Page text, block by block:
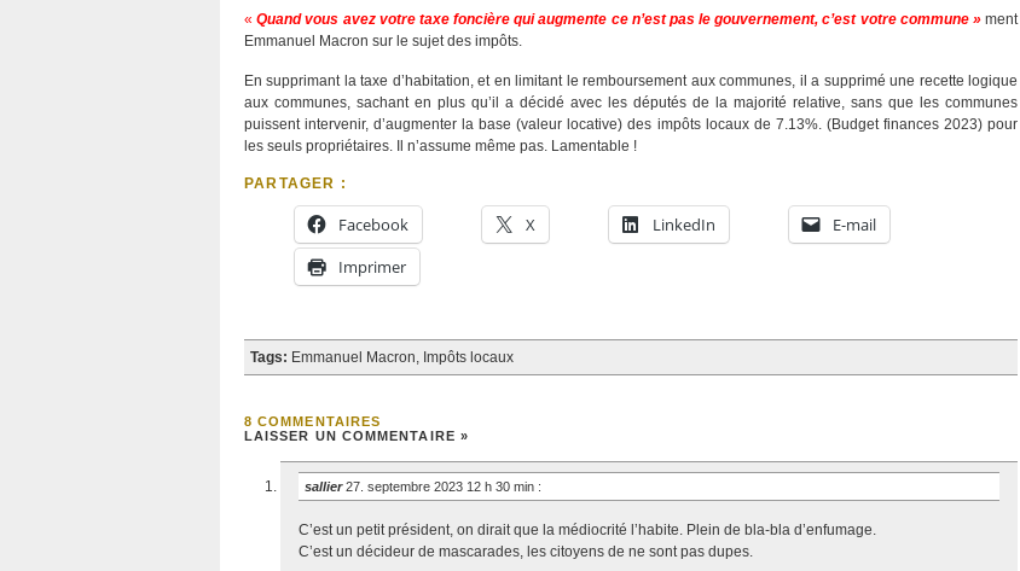
«Quand vous avez votre taxe foncière qui augmente ce n’est pas le gouvernement, c’est votre commune » ment
Emmanuel Macron sur le sujet des impôts.
En supprimant la taxe d’habitation, et en limitant le remboursement aux communes, il a supprimé une recette logique
aux communes, sachant en plus qu’il a décidé avec les députés de la majorité relative, sans que les communes
puissent intervenir, d’augmenter la base (valeur locative) des impôts locaux de 7.13%. (Budget finances 2023) pour
les seuls propriétaires. Il n’assume même pas. Lamentable !
PARTAGER :
Facebook X LinkedIn
E-mail
Imprimer
Tags: Emmanuel Macron, Impôts locaux
8 COMMENTAIRES
LAISSER UN COMMENTAIRE »
sallier27. septembre 2023 12 h 30 min :
C’est un petit président, on dirait que la médiocrité l’habite. Plein de bla-bla d’enfumage.
C’est un décideur de mascarades, les citoyens de ne sont pas dupes.